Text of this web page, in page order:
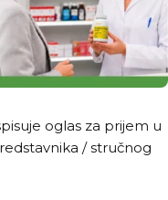
oglas za prijem u
/ stručnog